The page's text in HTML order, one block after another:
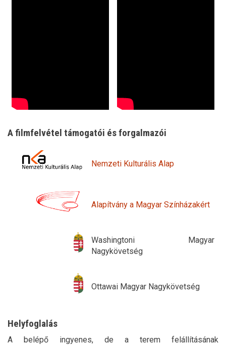
A filmfelvétel támogatói és forgalmazói
Nemzeti Kulturális Alap
Alapítvány a Magyar Színházakért
Washingtoni Magyar
Nagykövetség
Ottawai Magyar Nagykövetség
Helyfoglalás
A belépő ingyenes, de a terem felállításának